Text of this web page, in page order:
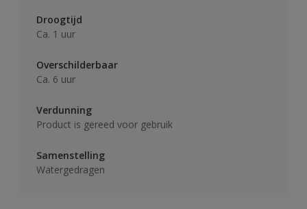
Droogtijd
Ca. 1 uur
Overschilderbaar
Ca. 6 uur
Verdunning
Product is gereed voor gebruik
Samenstelling
Watergedragen